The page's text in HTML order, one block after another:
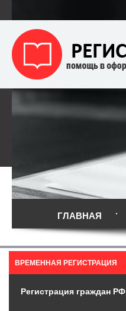
ГЛАВНАЯ
ВРЕМЕННАЯ РЕГИСТРАЦИЯ
Регистрация граждан РФ